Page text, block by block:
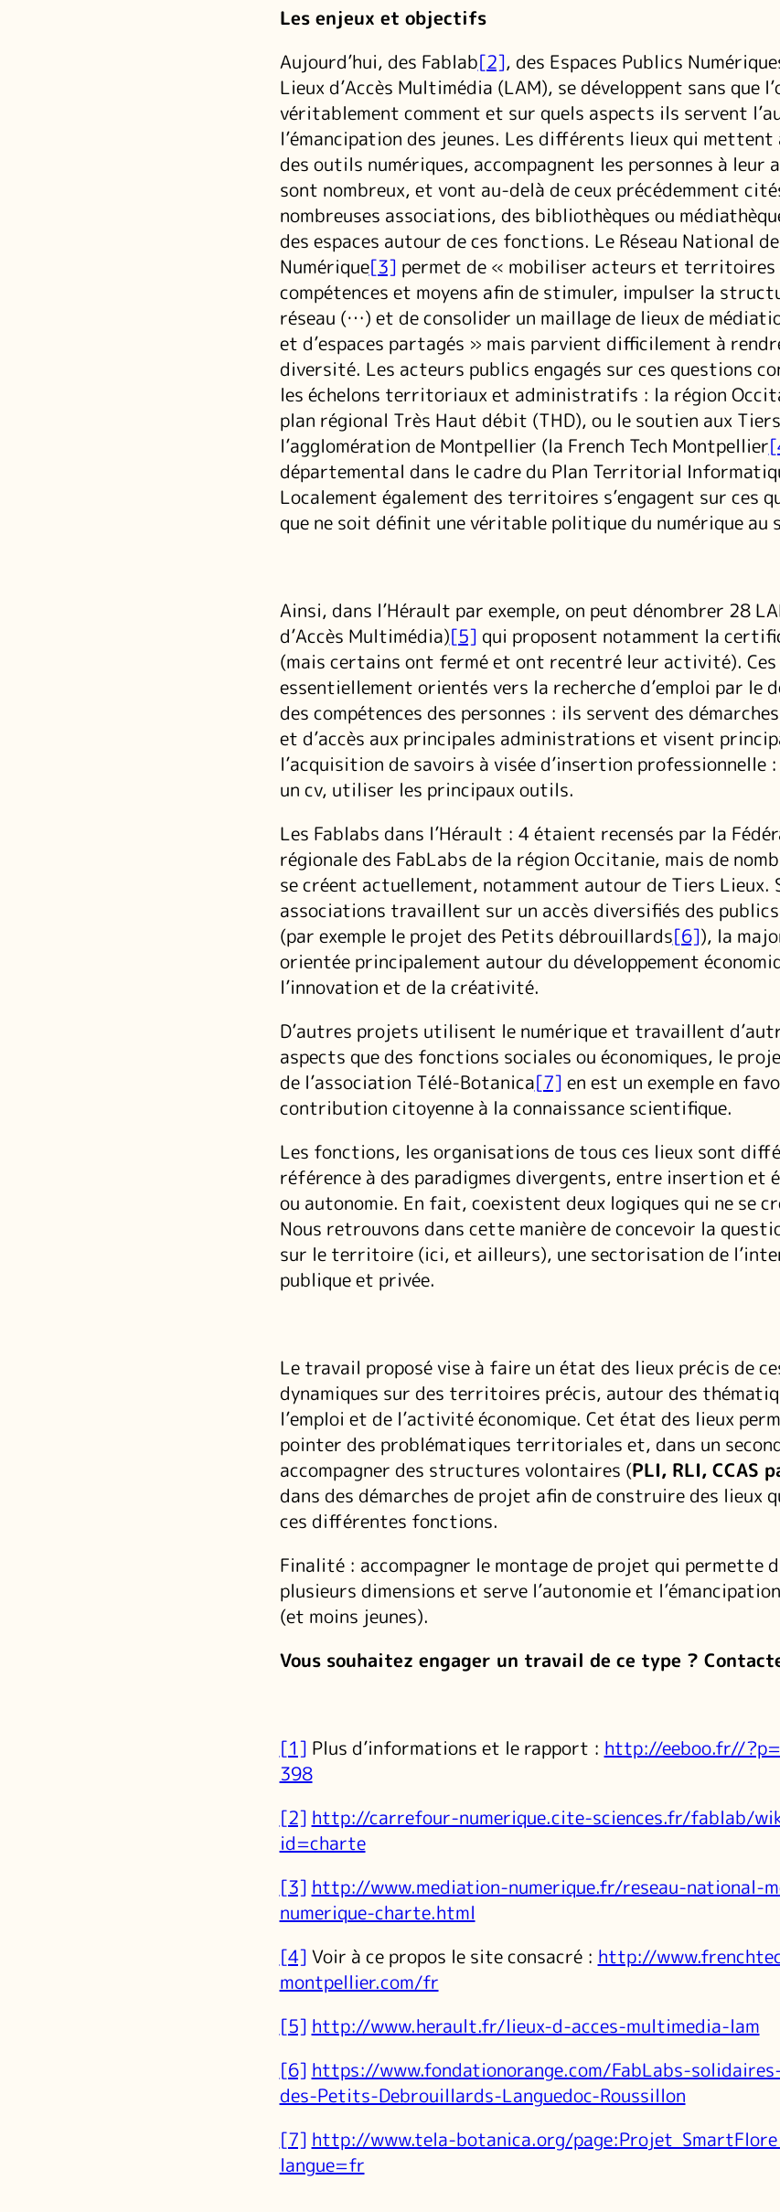
Les enjeux et objectifs
Aujourd’hui, des Fablab[2], des Espaces Publics
Lieux d’Accès Multimédia (LAM), se développent sans que
véritablement comment et sur quels aspects ils servent
l’émancipation des jeunes. Les différents lieux qui
des outils numériques, accompagnent les personnes à leur
sont nombreux, et vont au-delà de ceux précédemment
nombreuses associations, des bibliothèques ou
des espaces autour de ces fonctions. Le Réseau National
Numérique[3] permet de « mobiliser acteurs et
compétences et moyens afin de stimuler, impulser la
réseau (…) et de consolider un maillage de lieux de
et d’espaces partagés » mais parvient difficilement à
diversité. Les acteurs publics engagés sur ces questions
les échelons territoriaux et administratifs : la région
plan régional Très Haut débit (THD), ou le soutien aux
l’agglomération de Montpellier (la French Tech Montpellier
départemental dans le cadre du Plan Territorial
Localement également des territoires s’engagent sur ces
que ne soit définit une véritable politique du numérique au
Ainsi, dans l’Hérault par exemple, on peut dénombrer 28
d’Accès Multimédia)[5] qui proposent notamment la
(mais certains ont fermé et ont recentré leur activité). Ces
essentiellement orientés vers la recherche d’emploi par le
des compétences des personnes : ils servent des
et d’accès aux principales administrations et visent
l’acquisition de savoirs à visée d’insertion
un cv, utiliser les principaux outils.
Les Fablabs dans l’Hérault : 4 étaient recensés par la
régionale des FabLabs de la région Occitanie, mais de
se créent actuellement, notamment autour de Tiers Lieux.
associations travaillent sur un accès diversifiés des publics
(par exemple le projet des Petits débrouillards[6]), la
orientée principalement autour du développement
l’innovation et de la créativité.
D’autres projets utilisent le numérique et travaillent
aspects que des fonctions sociales ou économiques, le
de l’association Télé-Botanica[7] en est un exemple en
contribution citoyenne à la connaissance scientifique.
Les fonctions, les organisations de tous ces lieux sont
référence à des paradigmes divergents, entre insertion et
ou autonomie. En fait, coexistent deux logiques qui ne se
Nous retrouvons dans cette manière de concevoir la
sur le territoire (ici, et ailleurs), une sectorisation de
publique et privée.
Le travail proposé vise à faire un état des lieux précis de
dynamiques sur des territoires précis, autour des
l’emploi et de l’activité économique. Cet état des lieux
pointer des problématiques territoriales et, dans un
accompagner des structures volontaires (PLI, RLI, CCAS
dans des démarches de projet afin de construire des lieux
ces différentes fonctions.
Finalité : accompagner le montage de projet qui permette
plusieurs dimensions et serve l’autonomie et
(et moins jeunes).
Vous souhaitez engager un travail de ce type ?
[1] Plus d’informations et le rapport : http://eeboo.fr//
398
[2] http://carrefour-numerique.cite-sciences.fr/fablab/
id=charte
[3] http://www.mediation-numerique.fr/reseau-national-
numerique-charte.html
[4] Voir à ce propos le site consacré : http://
montpellier.com/fr
[5] http://www.herault.fr/lieux-d-acces-multimedia-lam
[6] https://www.fondationorange.com/FabLabs-
des-Petits-Debrouillards-Languedoc-Roussillon
[7] http://www.tela-botanica.org/
langue=fr